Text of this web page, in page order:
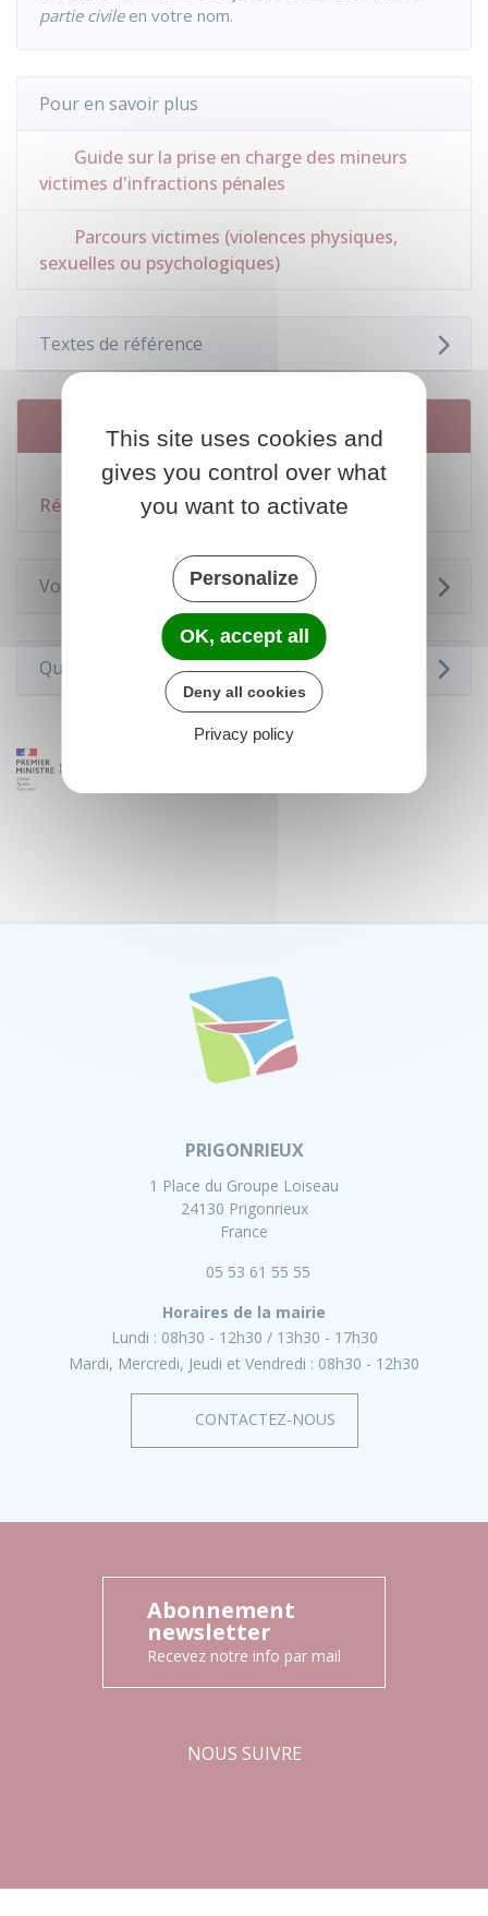
partie civileen votre nom.
Pour en savoir plus
Guide sur la prise en charge des mineurs
victimes d'infractions pénales
Parcours victimes (violences physiques,
sexuelles ou psychologiques)
Textes de référence
Services en ligne et formulaires
Porter plainte auprès du procureur de la
République
Voir aussi
Questions ? Réponses !
PRIGONRIEUX
1 Place du Groupe Loiseau
24130 Prigonrieux
France
05 53 61 55 55
Horaires de la mairie
Lundi : 08h30 - 12h30
13h30 - 17h30
Mardi, Mercredi, Jeudi et Vendredi : 08h30 - 12h30
CONTACTEZ-NOUS
Abonnement
newsletter
Recevez notre info par mail
NOUS SUIVRE
This site uses cookies and
gives you control over what
you want to activate
Personalize
OK, accept all
Deny all cookies
Privacy policy